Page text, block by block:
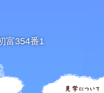
富354番1
見学について